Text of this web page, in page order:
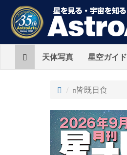
Home天体写真 星空ガイド
ト
プ
皆既日食